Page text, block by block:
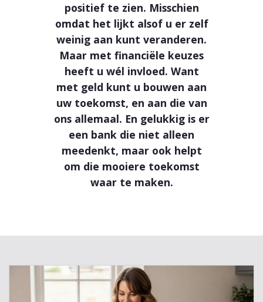
positief te zien. Misschien
omdat het lijkt alsof u er zelf
weinig aan kunt veranderen.
Maar met financiële keuzes
heeft u wél invloed. Want
met geld kunt u bouwen aan
uw toekomst, en aan die van
ons allemaal. En gelukkig is er
een bank die niet alleen
meedenkt, maar ook helpt
om die mooiere toekomst
waar te maken.